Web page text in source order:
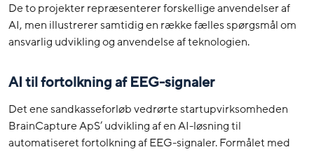
De to projekter repræsenterer forskellige anvendelser af
AI, men illustrerer samtidig en række fælles spørgsmål om
ansvarlig udvikling og anvendelse af teknologien.
AI til fortolkning af EEG-signaler
Det ene sandkasseforløb vedrørte startupvirksomheden
BrainCapture ApS’ udvikling af en AI-løsning til
automatiseret fortolkning af EEG-signaler. Formålet med